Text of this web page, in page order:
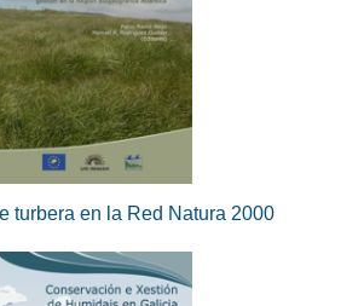
turbera en la Red Natura 2000